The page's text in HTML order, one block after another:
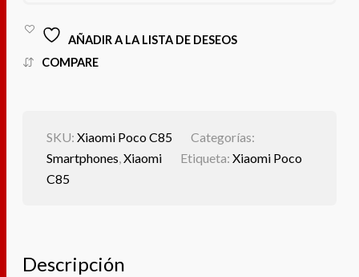
AÑADIR A LA LISTA DE DESEOS
COMPARE
SKU:Xiaomi Poco C85
Categorías:
Smartphones,Xiaomi Etiqueta:Xiaomi Poco
C85
Descripción